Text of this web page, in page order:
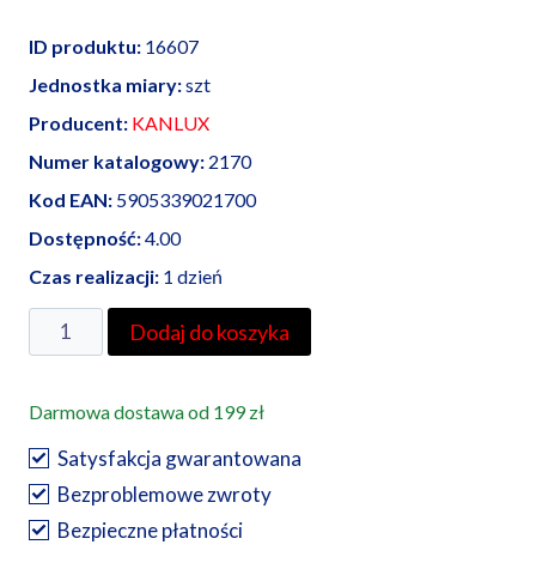
ID produktu: 16607
Jednostka miary:szt
Producent: KANLUX
Numer katalogowy: 2170
Kod EAN: 5905339021700
Dostępność:4.00
Czas realizacji: 1 dzień
ilość
Kanlux
do
źródeł
światła
HLDR-
E14
Dodaj do koszyka
Darmowa dostawa od 199 zł
Satysfakcja gwarantowana
Bezproblemowe zwroty
Bezpieczne płatności